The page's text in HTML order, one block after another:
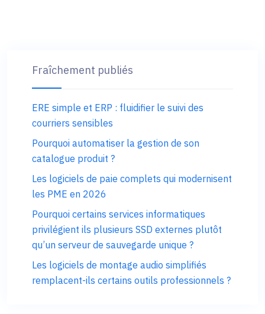
Fraîchement publiés
ERE simple et ERP : fluidifier le suivi des
courriers sensibles
Pourquoi automatiser la gestion de son
catalogue produit ?
Les logiciels de paie complets qui modernisent
les PME en 2026
Pourquoi certains services informatiques
privilégient ils plusieurs SSD externes plutôt
qu’un serveur de sauvegarde unique ?
Les logiciels de montage audio simplifiés
remplacent-ils certains outils professionnels ?